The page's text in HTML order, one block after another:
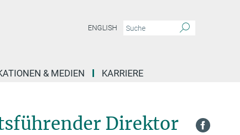
ENGLISH
& MEDIEN KARRIERE
Direktor